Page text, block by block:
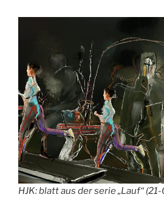
HJK: blatt aus der serie „Lauf“